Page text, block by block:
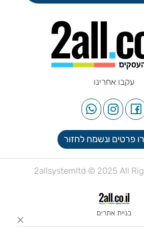
עקבו אחרינו
פרטים ונשמח לחזור
2allsystemltd © 2025 All
בניית אתרים